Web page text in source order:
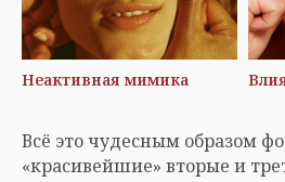
Неактивная мимика
Всё это чудесным образом
«красивейшие» вторые и